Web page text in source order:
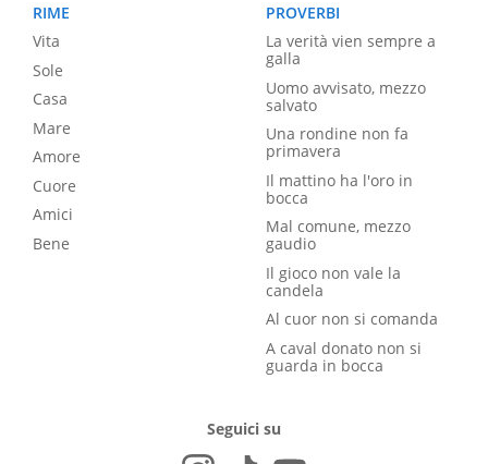
RIME
Vita
Sole
Casa
Mare
Amore
Cuore
Amici
Bene
PROVERBI
La verità vien sempre a
galla
Uomo avvisato, mezzo
salvato
Una rondine non fa
primavera
Il mattino ha l'oro in
bocca
Mal comune, mezzo
gaudio
Il gioco non vale la
candela
Al cuor non si comanda
A caval donato non si
guarda in bocca
Seguici su